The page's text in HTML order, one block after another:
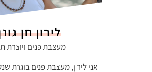
לירון חן
מעצבת פנים ויוצרת